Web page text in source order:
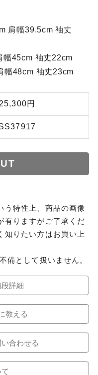
幅39.5cm 袖丈
45cm 袖丈22cm
48cm 袖丈23cm
25,300円
う特性上、商品の画像
有りますがご了承くだ
知りたい方はお買い上
備として扱いません。
詳細
教える
合わせる